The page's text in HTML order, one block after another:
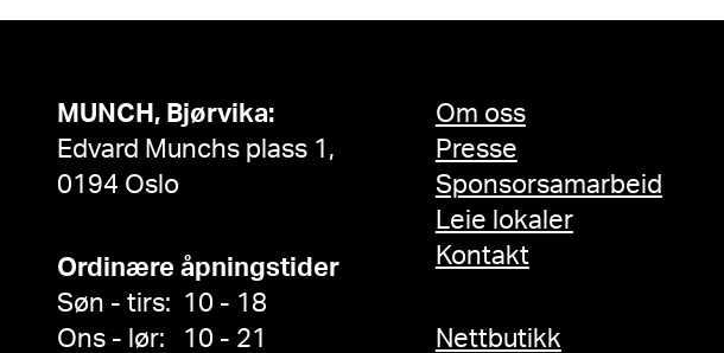
MUNCH, Bjørvika:
Edvard Munchs plass 1,
0194 Oslo
Ordinære åpningstider
Søn - tirs: 10 - 18
Ons - lør: 10 - 21
Om oss
Presse
Sponsorsamarbeid
Leie lokaler
Kontakt
Nettbutikk